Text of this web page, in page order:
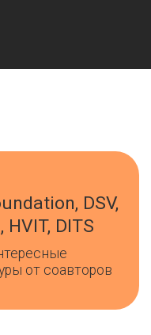
DSV,
HVIT, DITS
от соавторов